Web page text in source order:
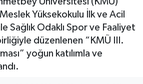
Yüksekokulu İlk ve Acil
Sağlık Odaklı Spor ve Faaliyet
düzenlenen “KMÜ III.
yoğun katılımla ve